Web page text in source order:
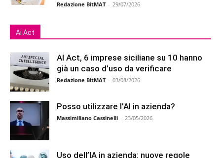
Redazione BitMAT - 29/07/2026
Ai Act
AI Act, 6 imprese siciliane su 10 hanno
già un caso d’uso da verificare
Redazione BitMAT - 03/08/2026
Posso utilizzare l’AI in azienda?
Massimiliano Cassinelli - 23/05/2026
Uso dell’IA in azienda: nuove regole